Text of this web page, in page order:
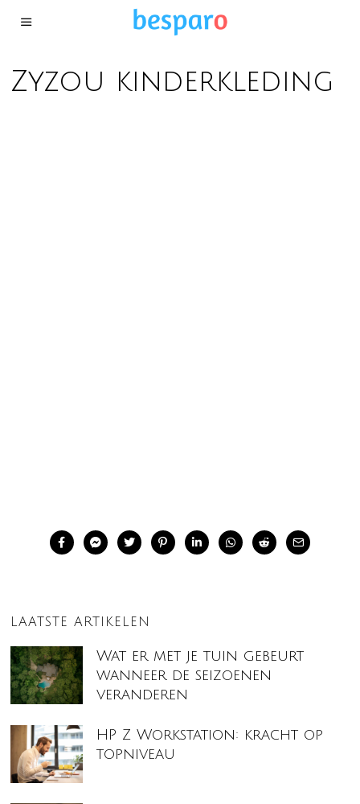
Zyzou kinderkleding
LAATSTE ARTIKELEN
Wat er met je tuin gebeurt
wanneer de seizoenen
veranderen
HP Z Workstation: kracht op
topniveau